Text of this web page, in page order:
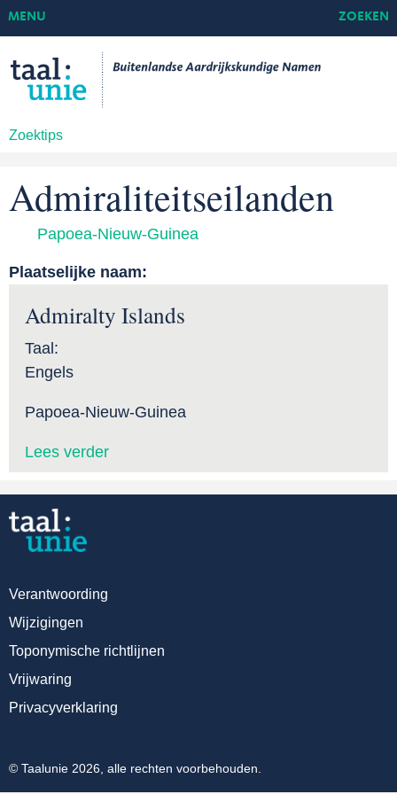
Zoektips
MENU ZOEKEN
Admiraliteitseilanden
Papoea-Nieuw-Guinea
Plaatselijke naam:
Admiralty Islands
Taal:
Engels
Papoea-Nieuw-Guinea
Lees verder
Verantwoording
Wijzigingen
Toponymische richtlijnen
Vrijwaring
Privacyverklaring
© Taalunie 2026, alle rechten voorbehouden.